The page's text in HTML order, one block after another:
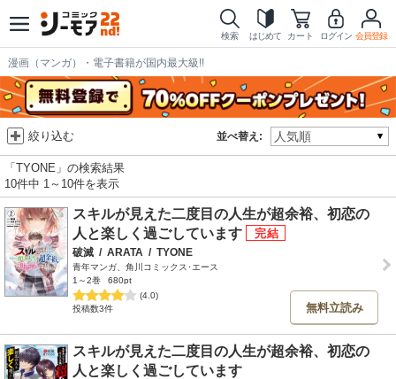
検索 はじめて カート ログイン 会員登録
漫画（マンガ）・電子書籍が国内最大級!!
並べ替え:
絞り込む
「TYONE」の検索結果
10件中 1～10件を表示
スキルが見えた二度目の人生が超余裕、初恋の
人と楽しく過ごしています
破滅 / ARATA / TYONE
青年マンガ、角川コミックス･エース
1～2巻
680pt
(4.0)
投稿数3件
無料立読み
スキルが見えた二度目の人生が超余裕、初恋の
人と楽しく過ごしています